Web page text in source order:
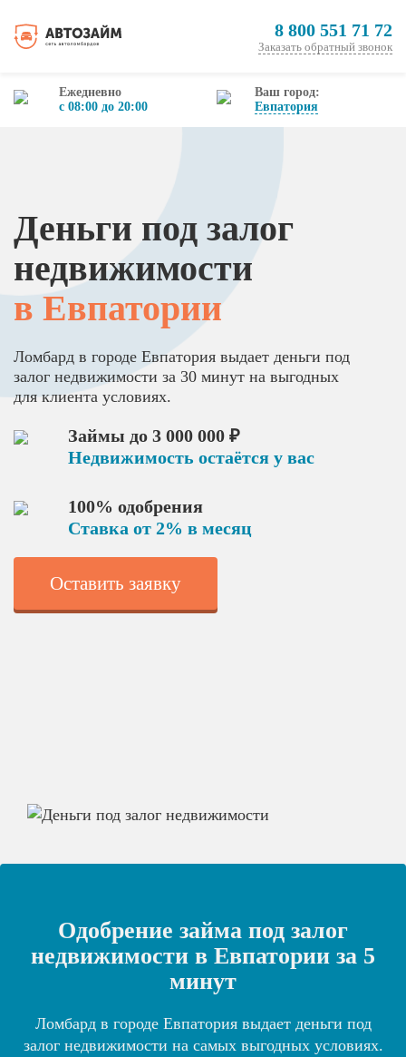
8 800 551 71 72
Заказать обратный звонок
Ежедневно
с 08:00 до 20:00
Ваш город:
Евпатория
Деньги под залог
недвижимости
в Евпатории
Ломбард в городе Евпатория выдает деньги под
залог недвижимости за 30 минут на выгодных
для клиента условиях.
Займы до 3 000 000 ₽
Недвижимость остаётся у вас
100% одобрения
Ставка от 2% в месяц
Оставить заявку
Одобрение займа под залог
недвижимости в Евпатории за 5
минут
Ломбард в городе Евпатория выдает деньги под
залог недвижимости на самых выгодных условиях.